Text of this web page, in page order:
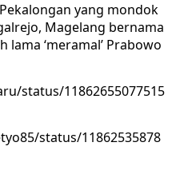
yang mondok
Magelang bernama
lama ‘meramal’ Prabowo
status/11862655077515
status/11862535878